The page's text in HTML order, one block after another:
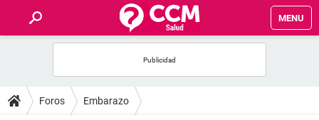
MENU
FOROS
Foros Embarazo